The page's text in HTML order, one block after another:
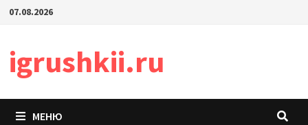
Перейти
07.08.2026
igrushkii.ru
МЕНЮ